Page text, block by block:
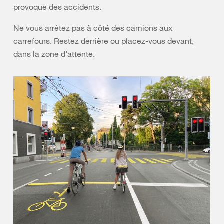
provoque des accidents.
Ne vous arrêtez pas à côté des camions aux
carrefours. Restez derrière ou placez-vous devant,
dans la zone d’attente.